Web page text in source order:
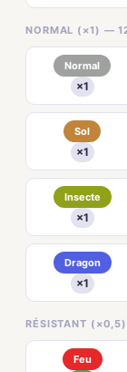
NORMAL (×1) —
Normal
×1
Sol
×1
Insecte
×1
Dragon
×1
RÉSISTANT
Feu